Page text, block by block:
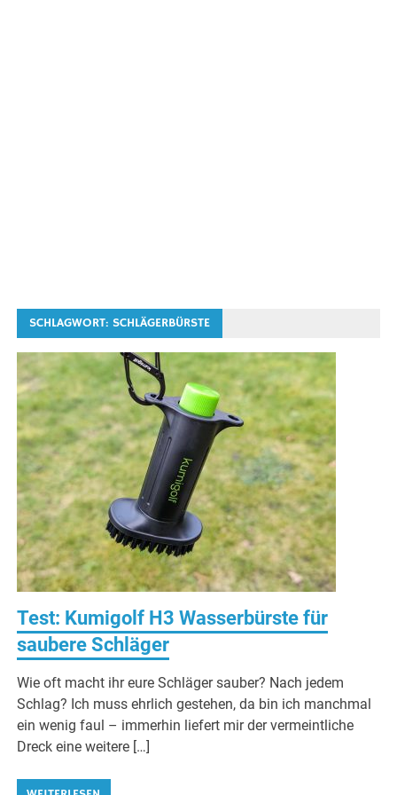
SCHLAGWORT: SCHLÄGERBÜRSTE
Test: Kumigolf H3 Wasserbürste für
saubere Schläger
Wie oft macht ihr eure Schläger sauber? Nach jedem
Schlag? Ich muss ehrlich gestehen, da bin ich manchmal
ein wenig faul – immerhin liefert mir der vermeintliche
Dreck eine weitere […]